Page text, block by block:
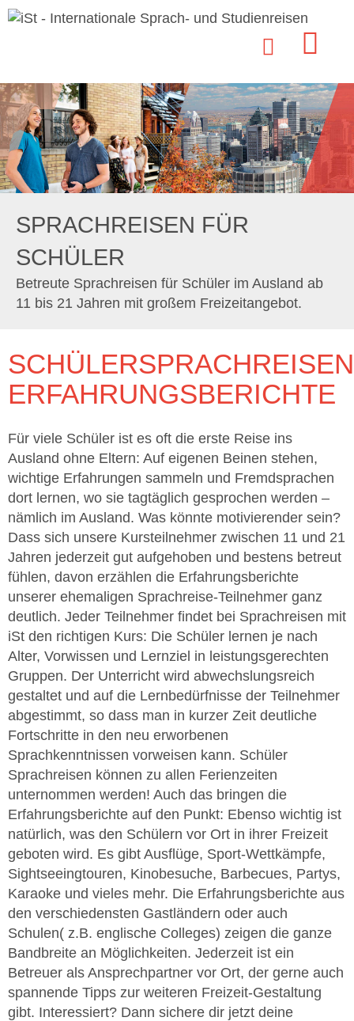
SPRACHREISEN FÜR
SCHÜLER
Betreute Sprachreisen für Schüler im Ausland ab
11 bis 21 Jahren mit großem Freizeitangebot.
SCHÜLERSPRACHREISEN
ERFAHRUNGSBERICHTE
Für viele Schüler ist es oft die erste Reise ins
Ausland ohne Eltern: Auf eigenen Beinen stehen,
wichtige Erfahrungen sammeln und Fremdsprachen
dort lernen, wo sie tagtäglich gesprochen werden –
nämlich im Ausland. Was könnte motivierender sein?
Dass sich unsere Kursteilnehmer zwischen 11 und 21
Jahren jederzeit gut aufgehoben und bestens betreut
fühlen, davon erzählen die Erfahrungsberichte
unserer ehemaligen Sprachreise-Teilnehmer ganz
deutlich. Jeder Teilnehmer findet bei Sprachreisen mit
iSt den richtigen Kurs: Die Schüler lernen je nach
Alter, Vorwissen und Lernziel in leistungsgerechten
Gruppen. Der Unterricht wird abwechslungsreich
gestaltet und auf die Lernbedürfnisse der Teilnehmer
abgestimmt, so dass man in kurzer Zeit deutliche
Fortschritte in den neu erworbenen
Sprachkenntnissen vorweisen kann. Schüler
Sprachreisen können zu allen Ferienzeiten
unternommen werden! Auch das bringen die
Erfahrungsberichte auf den Punkt: Ebenso wichtig ist
natürlich, was den Schülern vor Ort in ihrer Freizeit
geboten wird. Es gibt Ausflüge, Sport-Wettkämpfe,
Sightseeingtouren, Kinobesuche, Barbecues, Partys,
Karaoke und vieles mehr. Die Erfahrungsberichte aus
den verschiedensten Gastländern oder auch
Schulen( z.B. englische Colleges) zeigen die ganze
Bandbreite an Möglichkeiten. Jederzeit ist ein
Betreuer als Ansprechpartner vor Ort, der gerne auch
spannende Tipps zur weiteren Freizeit-Gestaltung
gibt. Interessiert? Dann sichere dir jetzt deine